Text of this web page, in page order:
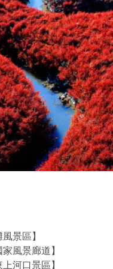
景區】
風景廊道】
河口景區】